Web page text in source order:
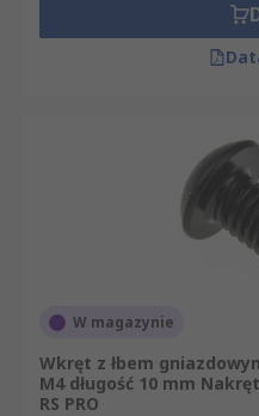
W magazynie
Wkręt z łbem
M4 długość 10 mm
RS PRO